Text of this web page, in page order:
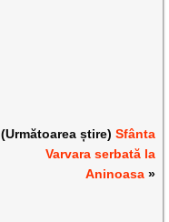
(Următoarea știre) Sfânta
Varvara serbată la
Aninoasa»